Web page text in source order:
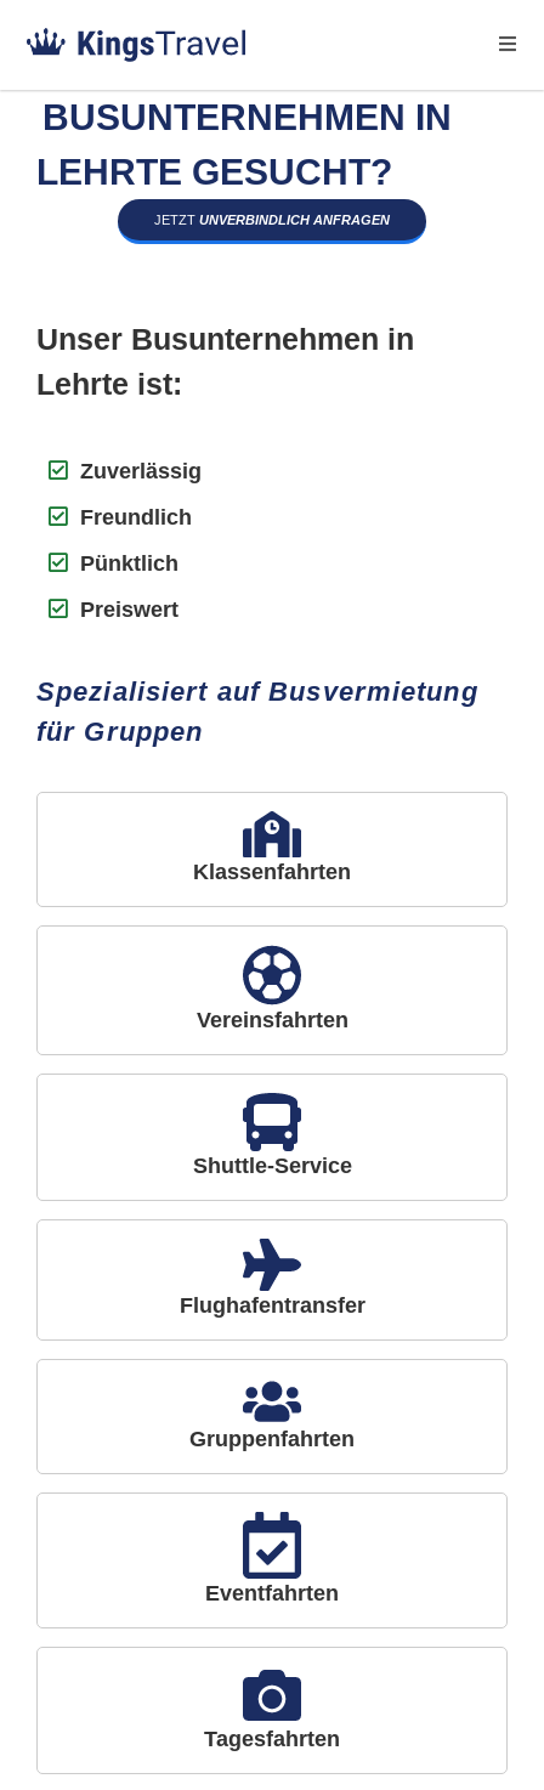
BUSUNTERNEHMEN IN
LEHRTE GESUCHT?
JETZT UNVERBINDLICH ANFRAGEN
Unser Busunternehmen in
Lehrte ist:
Zuverlässig
Freundlich
Pünktlich
Preiswert
Spezialisiert auf Busvermietung
für Gruppen
Klassenfahrten
Vereinsfahrten
Shuttle-Service
Flughafentransfer
Gruppenfahrten
Eventfahrten
Tagesfahrten